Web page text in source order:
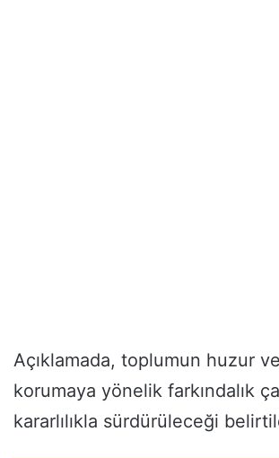
Açıklamada, toplumun huzur
korumaya yönelik farkındalık
kararlılıkla sürdürüleceği